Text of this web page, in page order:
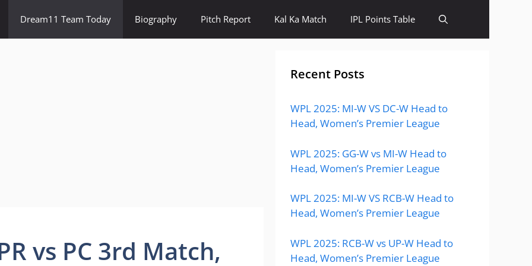
Dream11 Team Today Biography Pitch Report Kal Ka Match IPL Points Table
vs PC 3rd Match,
Recent Posts
WPL 2025: MI-W VS DC-W Head to
Head, Women’s Premier League
WPL 2025: GG-W vs MI-W Head to
Head, Women’s Premier League
WPL 2025: MI-W VS RCB-W Head to
Head, Women’s Premier League
WPL 2025: RCB-W vs UP-W Head to
Head, Women’s Premier League